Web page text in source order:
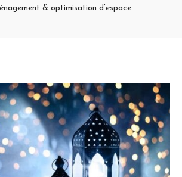
& optimisation d’espace